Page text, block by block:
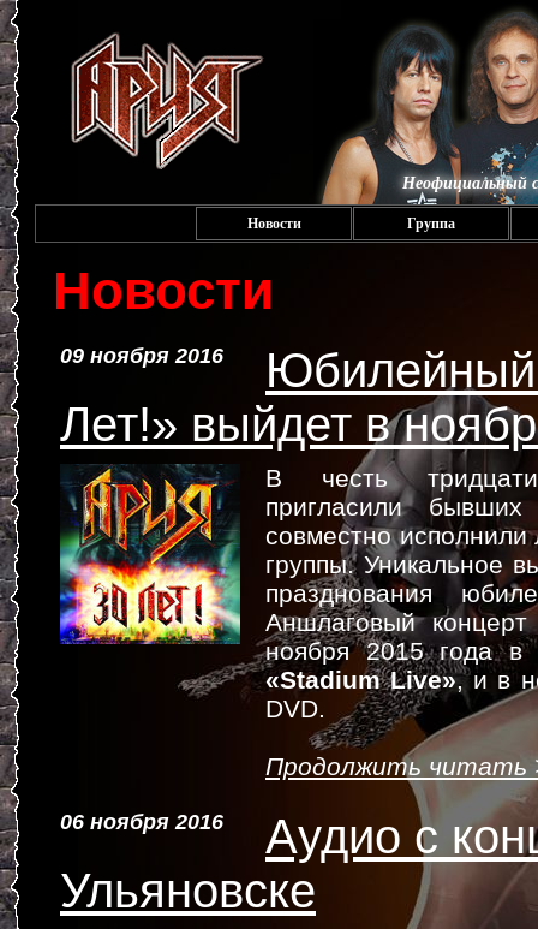
Неофициальный
Новости Группа
Новости
09 ноября 2016
Юбилейный
Лет!» выйдет в
В честь
пригласили
совместно
группы. Уникальное
празднования
Аншлаговый
ноября 2015 года в
«Stadium Live», и в
DVD.
Продолжить читать
06 ноября 2016
Аудио с
Ульяновске